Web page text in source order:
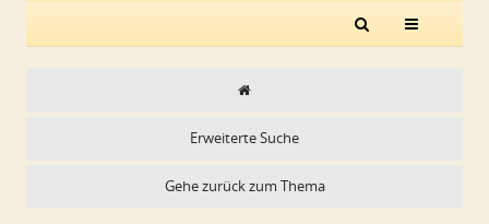
Erweiterte Suche
Gehe zurück zum Thema